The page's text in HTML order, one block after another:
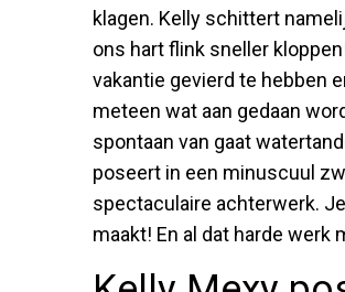
klagen. Kelly schittert
ons hart flink sneller
vakantie gevierd te hebben
meteen wat aan gedaan
spontaan van gaat
poseert in een minuscuul
spectaculaire achterwerk.
maakt! En al dat harde